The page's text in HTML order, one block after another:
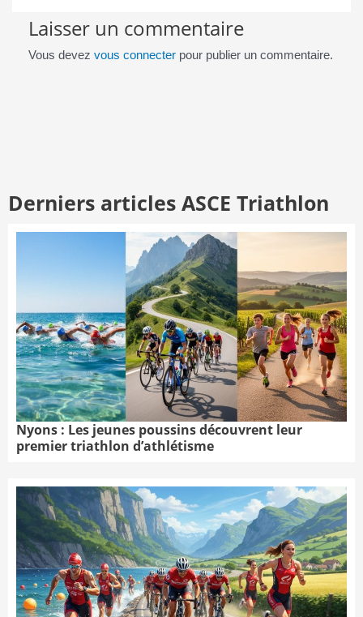
Laisser un commentaire
Vous devez vous connecterpour publier un commentaire.
Derniers articles ASCE Triathlon
Nyons : Les jeunes poussins découvrent leur
premier triathlon d’athlétisme